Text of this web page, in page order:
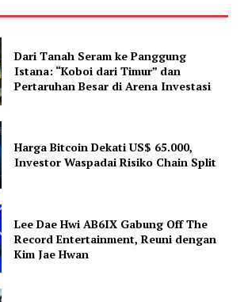
Dari Tanah Seram ke Panggung
Istana: “Koboi dari Timur” dan
Pertaruhan Besar di Arena Investasi
Harga Bitcoin Dekati US$ 65.000,
Investor Waspadai Risiko Chain Split
Lee Dae Hwi AB6IX Gabung Off The
Record Entertainment, Reuni dengan
Kim Jae Hwan